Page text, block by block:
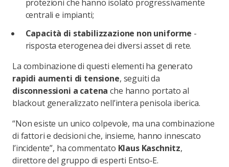
protezioni che hanno isolato progressivamente
centrali e impianti;
Capacità di stabilizzazione non uniforme -
risposta eterogenea dei diversi asset di rete.
La combinazione di questi elementi ha generato
rapidi aumenti di tensione, seguiti da
disconnessioni a catena che hanno portato al
blackout generalizzato nell’intera penisola iberica.
“Non esiste un unico colpevole, ma una combinazione
di fattori e decisioni che, insieme, hanno innescato
l’incidente”, ha commentato Klaus Kaschnitz,
direttore del gruppo diesperti Entso‑E.